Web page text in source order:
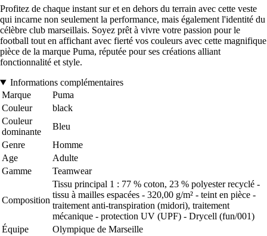
Profitez de chaque instant sur et en dehors du terrain avec cette veste
qui incarne non seulement la performance, mais également l'identité du
célèbre club marseillais. Soyez prêt à vivre votre passion pour le
football tout en affichant avec fierté vos couleurs avec cette magnifique
pièce de la marque Puma, réputée pour ses créations alliant
fonctionnalité et style.
Informations complémentaires
Marque
Puma
Couleur
black
Couleur
dominante
Bleu
Genre
Homme
Age
Adulte
Gamme
Teamwear
Composition
Tissu principal 1 : 77 % coton, 23 % polyester recyclé -
tissu à mailles espacées - 320,00 g/m² - teint en pièce -
traitement anti-transpiration (midori), traitement
mécanique - protection UV (UPF) - Drycell (fun/001)
Équipe
Olympique de Marseille